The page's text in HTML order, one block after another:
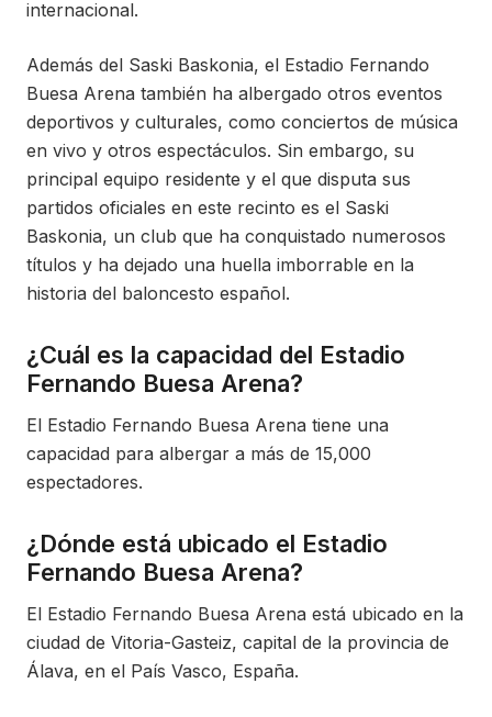
internacional.
Además del Saski Baskonia, el Estadio Fernando
Buesa Arena también ha albergado otros eventos
deportivos y culturales, como conciertos de música
en vivo y otros espectáculos. Sin embargo, su
principal equipo residente y el que disputa sus
partidos oficiales en este recinto es el Saski
Baskonia, un club que ha conquistado numerosos
títulos y ha dejado una huella imborrable en la
historia del baloncesto español.
¿Cuál es la capacidad del Estadio
Fernando Buesa Arena?
El Estadio Fernando Buesa Arena tiene una
capacidad para albergar a más de 15,000
espectadores.
¿Dónde está ubicado el Estadio
Fernando Buesa Arena?
El Estadio Fernando Buesa Arena está ubicado en la
ciudad de Vitoria-Gasteiz, capital de la provincia de
Álava, en el País Vasco, España.